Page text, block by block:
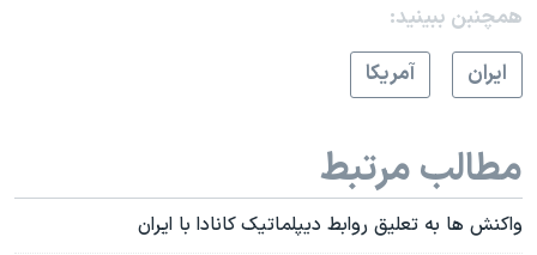
همچنبن ببینید:
ايران
آمريکا
مطالب مرتبط
واکنش ها به تعلیق روابط دیپلماتیک کانادا با ایران